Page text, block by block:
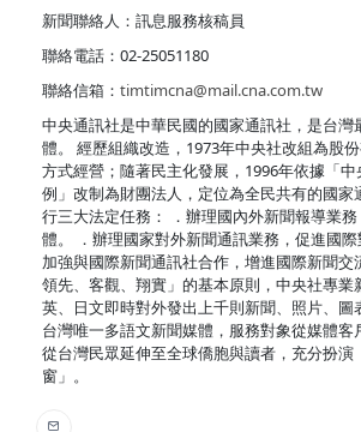
新聞聯絡人：訊息服務核稿員
聯絡電話：02-25051180
聯絡信箱： timtimcna@mail.cna.com.tw
中央通訊社是中華民國的國家通訊社，是台灣
體。 經歷組織改造，1973年中央社改組為股
方式經營；隨著民主化發展，1996年依據「
例」改制為財團法人，定位為全民共有的國家
行三大法定任務： ．辦理國內外新聞報導業
體。 ．辦理國家對外新聞通訊業務，促進國際
加強與國際新聞通訊社合作，增進國際新聞交
領先、客觀、翔實」的基本原則，中央社專業
英、日文即時對外發出上千則新聞、照片、圖
台灣唯一多語文新聞媒體，服務對象從媒體客
從台灣民眾延伸至全球僑胞與讀者，充分扮演
窗」。